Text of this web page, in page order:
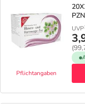
Pflichtangaben
UVP